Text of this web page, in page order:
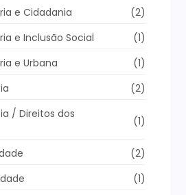
e Cidadania
(2)
e Inclusão Social
(1)
e Urbana
(1)
(2)
/ Direitos dos
(1)
(2)
(1)